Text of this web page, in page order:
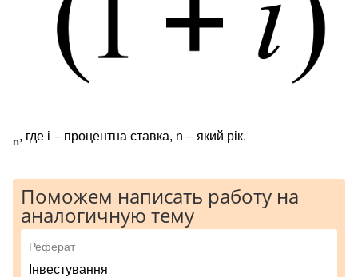
n, где і – процентна ставка, n – який рік.
Поможем написать работу на
аналогичную тему
Реферат
Інвестування